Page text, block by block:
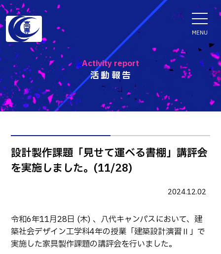
活動報告
Activity report
設計製作課題「見せて運べる書棚」講評会
を実施しました。(11/28)
2024.12.02
令和6年11月28日 (木) 、八代キャンパスにおいて、建
築社会デザイン工学科4年の授業「建築設計演習Ⅱ」で
実施した家具製作課題の講評会を行いました。
MENU
ENGLISH
学科・専攻科
電子情報学系学科
知能制御情報工学科
情報工学科
融合・複合工学系学科
生物化学システム工学科
基幹教育科
入試情報
入試速報
Webオープンキャンパス
オープンキャンパス等
イベント
学校概要
交通アクセス